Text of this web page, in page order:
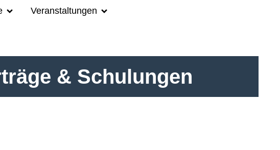
Veranstaltungen
& Schulungen